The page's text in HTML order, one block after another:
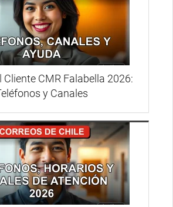
Cliente CMR Falabella 2026:
y Canales